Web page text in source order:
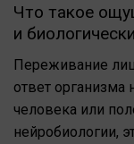
Что такое
и
Переживание
ответ организма
человека или
нейробиологии,